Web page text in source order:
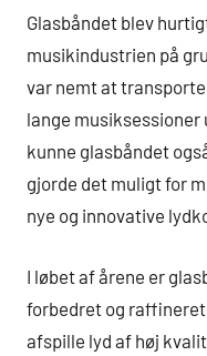
Glasbåndet blev
musikindustrien på
var nemt at
lange musiksessioner
kunne glasbåndet
gjorde det muligt for
nye og innovative
I løbet af årene er
forbedret og
afspille lyd af høj